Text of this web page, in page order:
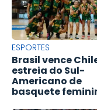
ESPORTES
Brasil vence
estreia do Sul-
Americano de
basquete